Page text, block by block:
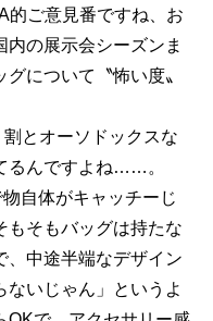
ご意見番ですね、お
の展示会シーズンま
について〝怖い度〟
とオーソドックスな
るんですよね……。
自体がキャッチーじ
もそもバッグは持たな
、中途半端なデザイン
ないじゃん」というよ